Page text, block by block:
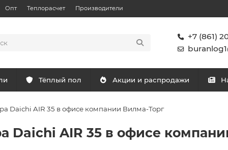
Опт Теплорасчет Производители
+7 (861)
Тёплый пол Акции и распродажи
Daichi AIR 35 в офисе компании Вилма-Торг
Daichi AIR 35 в офисе